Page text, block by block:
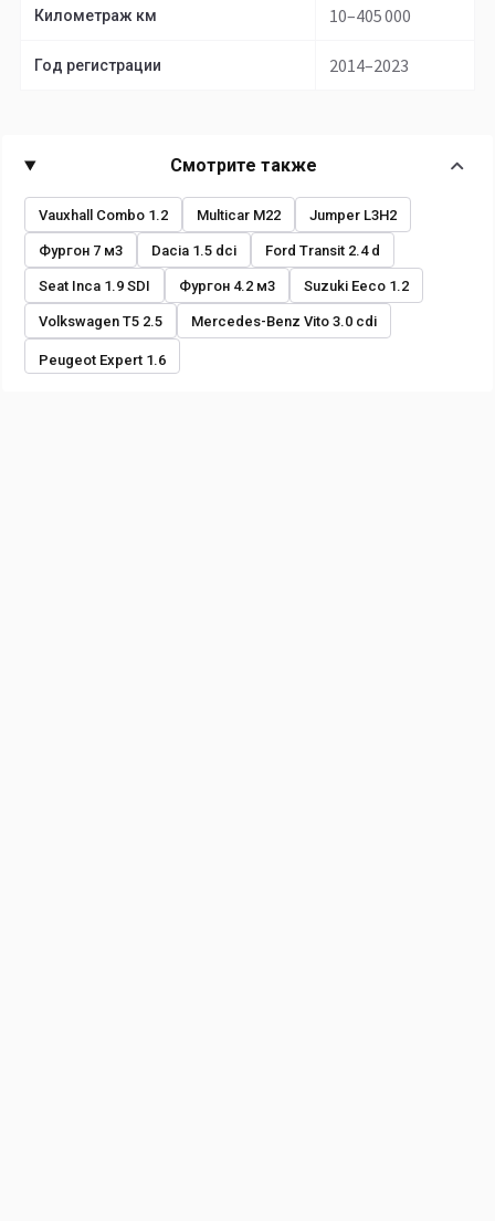
Километраж км 10–405 000
Год регистрации 2014–2023
Смотрите также
Vauxhall Combo 1.2 Multicar M22 Jumper L3H2
Фургон 7 м3 Dacia 1.5 dci Ford Transit 2.4 d
Seat Inca 1.9 SDI Фургон 4.2 м3 Suzuki Eeco 1.2
Volkswagen T5 2.5 Mercedes-Benz Vito 3.0 cdi
Peugeot Expert 1.6